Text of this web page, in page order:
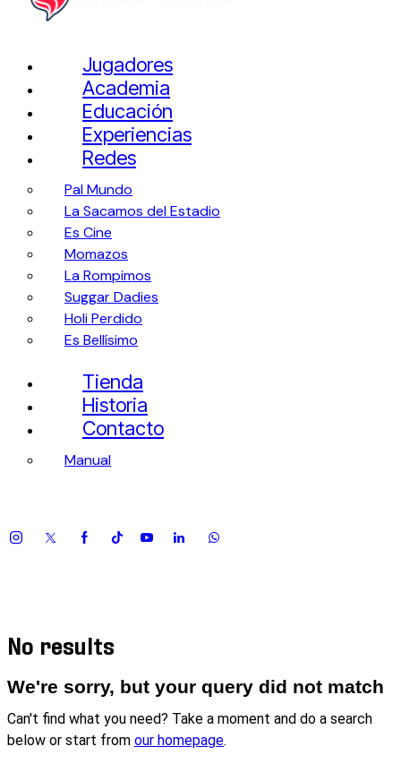
Jugadores
Academia
Educación
Experiencias
Redes
Pal Mundo
La Sacamos del Estadio
Es Cine
Momazos
La Rompimos
Suggar Dadies
Holi Perdido
Es Bellísimo
Tienda
Historia
Contacto
Manual
No results
We're sorry, but your query did not match
Can't find what you need? Take a moment and do a search
below or start from our homepage.